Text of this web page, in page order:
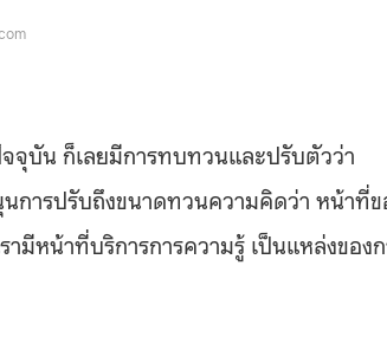
บัน ก็เลยมีการทบทวนและปรับตัวว่า
การปรับถึงขนาดทวนความคิดว่า หน้าที่ข
มีหน้าที่บริการการความรู้ เป็นแหล่งของ